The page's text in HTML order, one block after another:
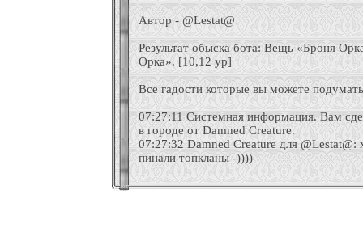
Автор - @Lestat@
Результат обыска бота: Вещь «Броня
Орка». [10,12 ур]
Все гадости которые вы можете
07:27:11 Системная информация. Вам
в городе от Damned Creature.
07:27:32 Damned Creature для @Lestat@:
пинали топкланы -))))